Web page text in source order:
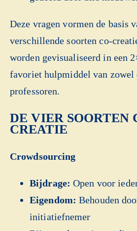
Deze vragen vormen de basis
verschillende soorten co-
worden gevisualiseerd in een
favoriet hulpmiddel van zowel
professoren.
DE VIER SOORTEN
CREATIE
Crowdsourcing
Bijdrage: Open voor
Eigendom:Behouden
initiatiefnemer